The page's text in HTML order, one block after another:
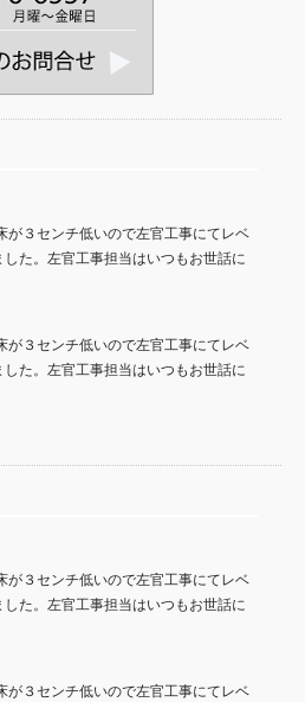
が３センチ低いので左官工事にてレベ
た。左官工事担当はいつもお世話に
が３センチ低いので左官工事にてレベ
た。左官工事担当はいつもお世話に
が３センチ低いので左官工事にてレベ
た。左官工事担当はいつもお世話に
が３センチ低いので左官工事にてレベ